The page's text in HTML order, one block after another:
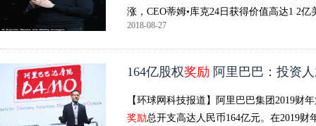
涨，CEO蒂姆•库克24日获得价值高达1 2亿
2018-08-27
164亿股权奖励 阿里巴巴：投资
【环球网科技报道】阿里巴巴集团2019财
奖励总开支高达人民币164亿元。在2019财